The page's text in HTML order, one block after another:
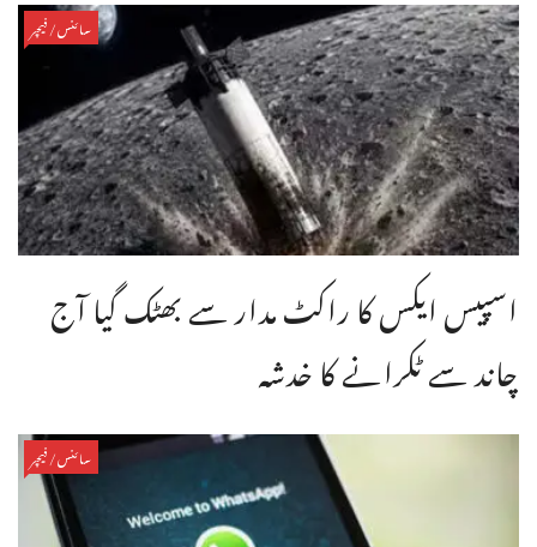
سائنس/فیچر
اسپیس ایکس کا راکٹ مدار سے بھٹک گیا آج
چاند سے ٹکرانے کا خدشہ
سائنس/فیچر